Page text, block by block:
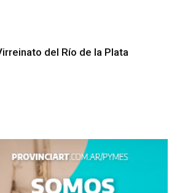
del Río de la Plata